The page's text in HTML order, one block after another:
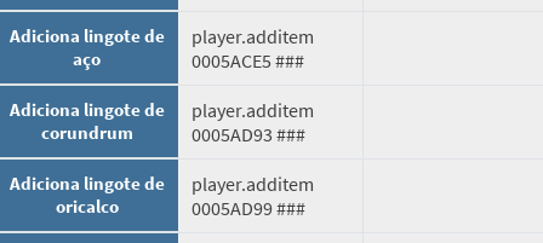
Adiciona lingote de
aço
player.additem
0005ACE5 ###
Adiciona lingote de
corundrum
player.additem
0005AD93 ###
Adiciona lingote de
oricalco
player.additem
0005AD99 ###